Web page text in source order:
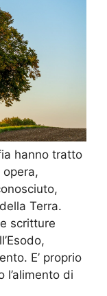
hanno tratto
Terra.
scritture
E’ proprio
l’alimento di